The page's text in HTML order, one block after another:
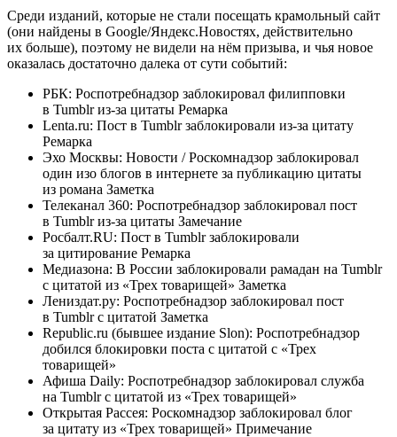
Среди изданий, которые не стали посещать крамольный сайт
(они найдены в Google/Яндекс.Новостях, действительно
их больше), поэтому не видели на нём призыва, и чья новое
оказалась достаточно далека от сути событий:
РБК: Роспотребнадзор заблокировал филипповки
в Tumblr из-за цитаты Ремарка
Lenta.ru: Пост в Tumblr заблокировали из-за цитату
Ремарка
Эхо Москвы: Новости / Роскомнадзор заблокировал
один изо блогов в интернете за публикацию цитаты
из романа Заметка
Телеканал 360: Роспотребнадзор заблокировал пост
в Tumblr из-за цитаты Замечание
Росбалт.RU: Пост в Tumblr заблокировали
за цитирование Ремарка
Медиазона: В России заблокировали рамадан на Tumblr
с цитатой из «Трех товарищей» Заметка
Лениздат.ру: Роспотребнадзор заблокировал пост
в Tumblr с цитатой Заметка
Republic.ru (бывшее издание Slon): Роспотребнадзор
добился блокировки поста с цитатой с «Трех
товарищей»
Афиша Daily: Роспотребнадзор заблокировал служба
на Tumblr с цитатой из «Трех товарищей»
Открытая Рассея: Роскомнадзор заблокировал блог
за цитату из «Трех товарищей» Примечание